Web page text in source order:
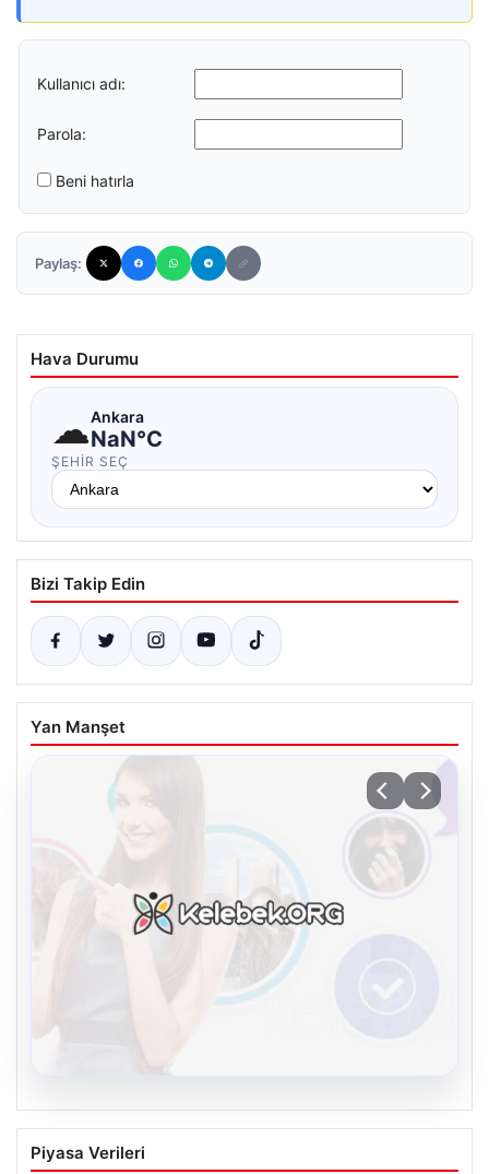
Kullanıcı adı:
Parola:
Beni hatırla
Paylaş:
Hava Durumu
☁Ankara
NaN°C
ŞEHIR SEÇ
Bizi Takip Edin
Yan Manşet
Kelebek chat adresi İle Çevrim içi
İletişimin Sertifikalı Adresi Ve
Piyasa Verileri